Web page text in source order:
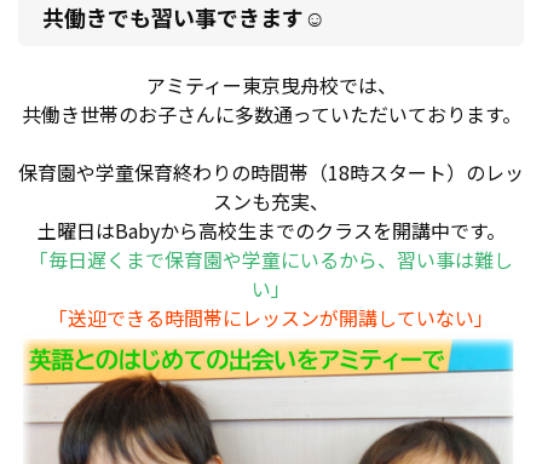
共働きでも習い事できます☺
アミティー東京曳舟校では、
共働き世帯のお子さんに多数通っていただいております。
保育園や学童保育終わりの時間帯（18時スタート）のレッ
スンも充実、
土曜日はBabyから高校生までのクラスを開講中です。
「毎日遅くまで保育園や学童にいるから、習い事は難し
い」
「送迎できる時間帯にレッスンが開講していない」